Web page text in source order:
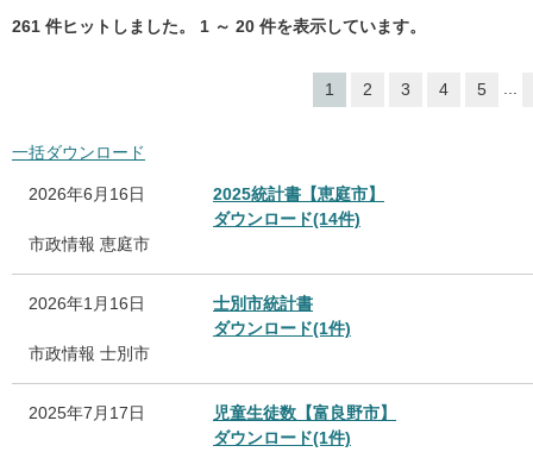
261 件ヒットしました。 1 ～ 20 件を表示しています。
1 2 3 4 5 ...
一括ダウンロード
2026年6月16日
2025統計書【恵庭市】
ダウンロード(14件)
市政情報 恵庭市
2026年1月16日
士別市統計書
ダウンロード(1件)
市政情報 士別市
2025年7月17日
児童生徒数【富良野市】
ダウンロード(1件)